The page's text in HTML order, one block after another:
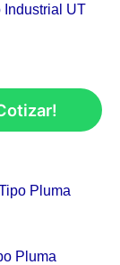
Industrial UT
Pluma